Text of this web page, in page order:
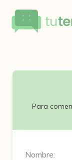
Para
Nombre: